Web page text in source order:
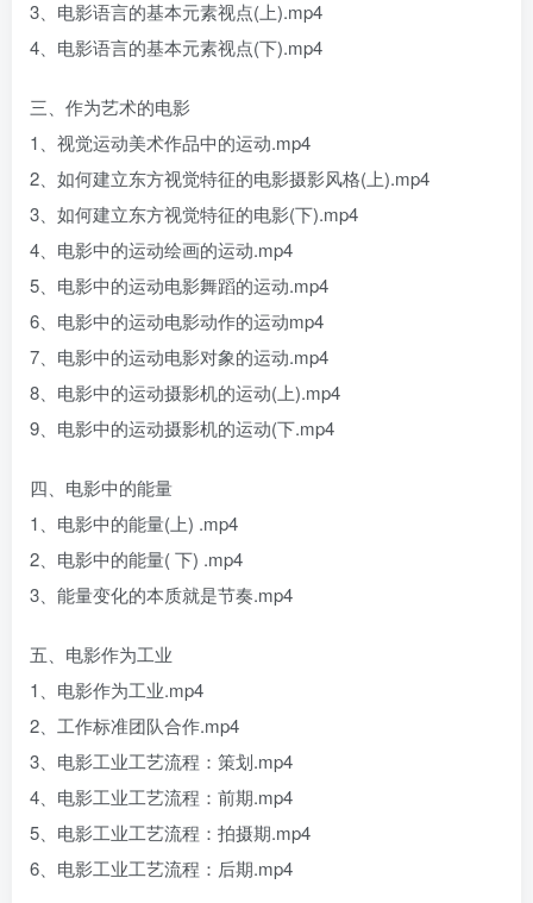
3、电影语言的基本元素视点(上).mp4
4、电影语言的基本元素视点(下).mp4
三、作为艺术的电影
1、视觉运动美术作品中的运动.mp4
2、如何建立东方视觉特征的电影摄影风格(上).mp4
3、如何建立东方视觉特征的电影(下).mp4
4、电影中的运动绘画的运动.mp4
5、电影中的运动电影舞蹈的运动.mp4
6、电影中的运动电影动作的运动mp4
7、电影中的运动电影对象的运动.mp4
8、电影中的运动摄影机的运动(上).mp4
9、电影中的运动摄影机的运动(下.mp4
四、电影中的能量
1、电影中的能量(上) .mp4
2、电影中的能量( 下) .mp4
3、能量变化的本质就是节奏.mp4
五、电影作为工业
1、电影作为工业.mp4
2、工作标准团队合作.mp4
3、电影工业工艺流程：策划.mp4
4、电影工业工艺流程：前期.mp4
5、电影工业工艺流程：拍摄期.mp4
6、电影工业工艺流程：后期.mp4